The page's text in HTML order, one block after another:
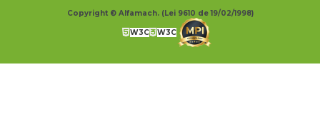
Copyright © Alfamach. (Lei 9610 de 19/02/1998)
W3C W3C